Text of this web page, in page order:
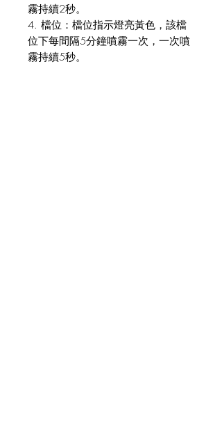
霧持續2秒。
4. 檔位：檔位指示燈亮黃色，該檔
位下每間隔5分鐘噴霧一次，一次噴
霧持續5秒。